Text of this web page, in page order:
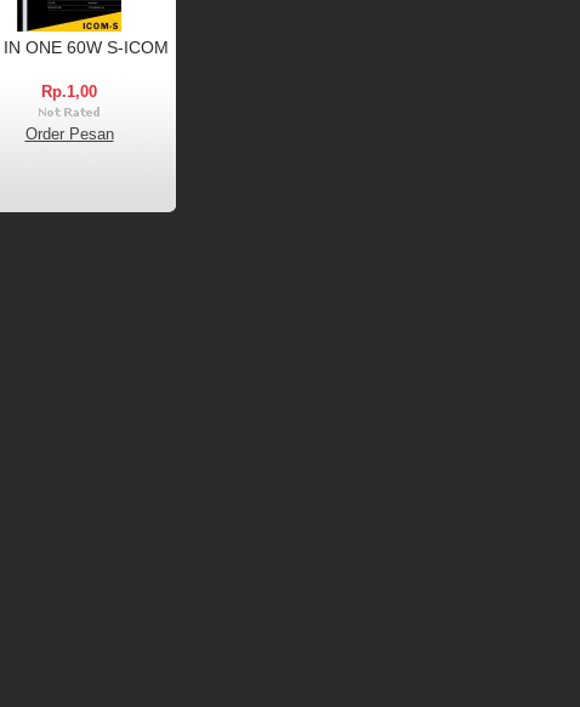
IN ONE 60W S-ICOM
Rp.1,00
Order Pesan